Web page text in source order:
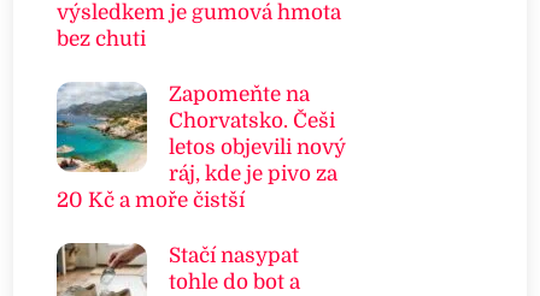
výsledkem je gumová hmota
bez chuti
Zapomeňte na
Chorvatsko. Češi
letos objevili nový
ráj, kde je pivo za
20 Kč a moře čistší
Stačí nasypat
tohle do bot a